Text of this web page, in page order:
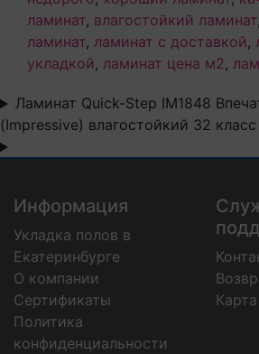
ламинат, влагостойкий ламинат,
ламинат, ламинат с доставкой,
укладкой, ламинат цена м2,
Ламинат Quick-Step IM1848
(Impressive) влагостойкий 32
Информация
Укладка полов в
Екатеринбурге
О компании
Сертификаты
Политика
конфиденциальности